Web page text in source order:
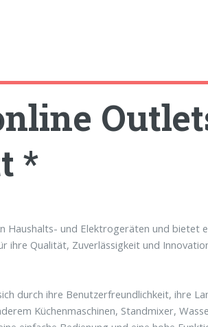
*
Haushalts- und Elektrogeräten und bietet
ihre Qualität, Zuverlässigkeit und
durch ihre Benutzerfreundlichkeit, ihre
Küchenmaschinen, Standmixer,